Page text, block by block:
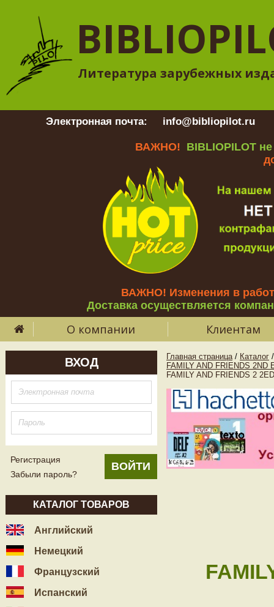
Литература зарубежных
Электронная почта: info@bibliopilot.ru
ВАЖНО! BIBLIOPILOT
ВАЖНО! Изменения в
Доставка осуществляется
О компании Клиентам
ВХОД
Регистрация
Забыли пароль?
КАТАЛОГ ТОВАРОВ
Английский
Немецкий
Французский
Испанский
Главная страница / Каталог /
FAMILY AND FRIENDS
FAMILY AND FRIENDS 2